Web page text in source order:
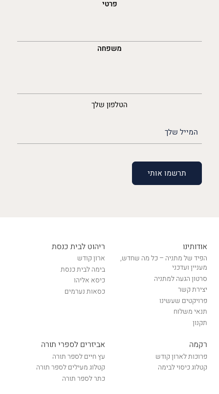
פרטי
משפחה
הטלפון שלך
(חובה)
אודותינו
הפיד של מתניה – כל מה שחדש,
מעניין ועדכני
סרטון הגעה למתניה
יצירת קשר
פרויקטים שעשינו
תנאי משלוח
תקנון
ריהוט לבית כנסת
ארון קודש
בימה לבית כנסת
כיסא אליהו
כסאות נערמים
רקמה
פרוכות לארון קודש
קטלוג כיסוי לבימה
אביזרים לספרי תורה
עץ חיים לספר תורה
קטלוג מעילים לספר תורה
כתר לספר תורה